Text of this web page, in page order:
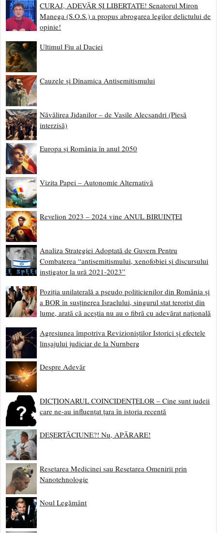
CURAJ, ADEVĂR ȘI LIBERTATE! Senatorul Miron
Manega (S.O.S.) a propus abrogarea legilor delictului de
opinie!
Ultimul Fiu al Daciei
Cauzele și Dinamica Antisemitismului
Năvălirea Jidanilor – de Vasile Alecsandri (Piesă
interzisă)
Europa și România în anul 2050
Vizita Papei – Autonomie Alternativă
Revelion 2023 – 2024 vine ANUL BIRUINȚEI
Analiza Strategiei Adoptată de Guvern Pentru
Combaterea “antisemitismului, xenofobiei și discursului
instigator la ură 2021-2023”
Poziția unilaterală a pseudo politicienilor din România și
a BOR în susținerea Israelului, singurul stat terorist din
lume, arată că aceștia nu au o fibră cu adevărat națională
Agresiunea împotriva Revizioniștilor Istorici și efectele
linșajului judiciar de la Nurnberg
Despre Adevăr
DICȚIONARUL COINCIDENȚELOR – Cine sunt iudeii
care ne-au influențat țara în istoria recentă
DEȘERTĂCIUNE?! Nu, APĂRARE!
Resetarea Medicinei sau Resetarea Omenirii prin
Nanotehnologie
Noul Legământ